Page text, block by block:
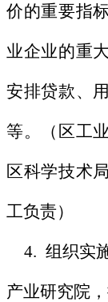
价的重要指
业企业的重
安排贷款、
等。（区工
区科学技术
工负责）
4. 组织实
产业研究院